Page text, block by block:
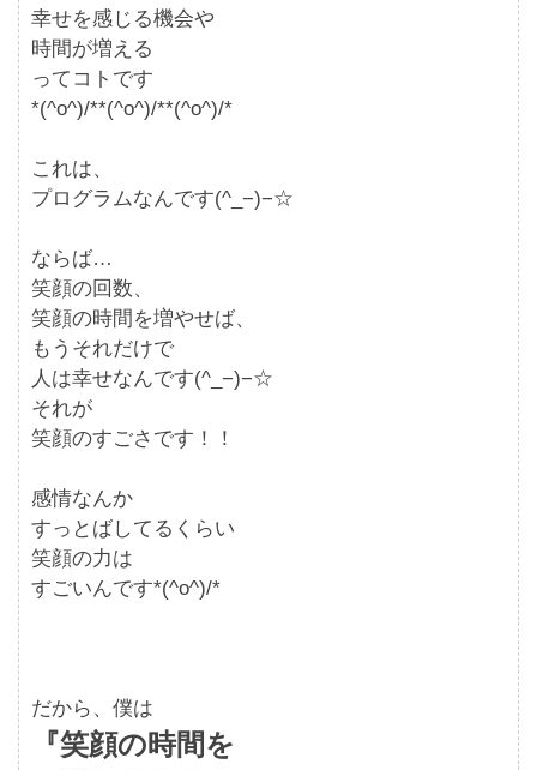
幸せを感じる機会や
時間が増える
ってコトです
*(^o^)/**(^o^)/**(^o^)/*
これは、
プログラムなんです(^_−)−☆
ならば…
笑顔の回数、
笑顔の時間を増やせば、
もうそれだけで
人は幸せなんです(^_−)−☆
それが
笑顔のすごさです！！
感情なんか
すっとばしてるくらい
笑顔の力は
すごいんです*(^o^)/*
だから、僕は
『笑顔の時間を